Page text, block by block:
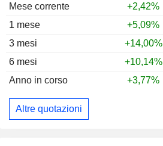
Mese corrente
+2,42%
1 mese
+5,09%
3 mesi
+14,00%
6 mesi
+10,14%
Anno in corso
+3,77%
Altre quotazioni